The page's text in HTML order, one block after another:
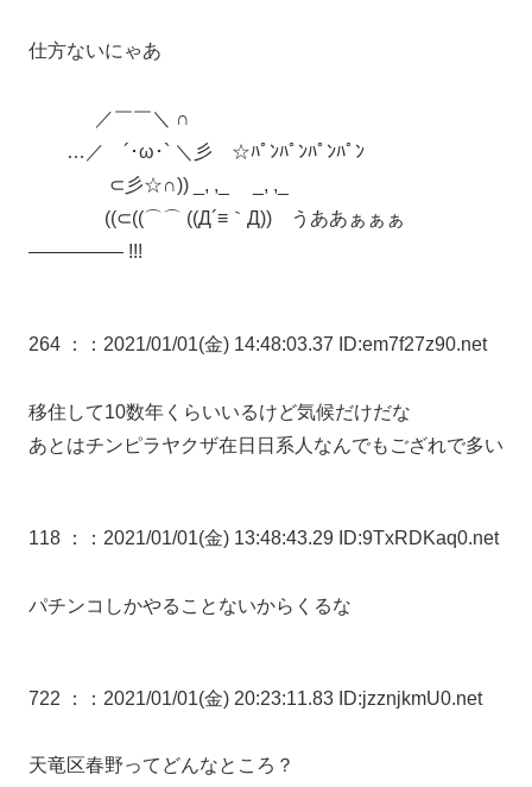
仕方ないにゃあ
／￣￣＼ ∩
…／ ´･ω･` ＼彡 ☆ﾊﾟﾝﾊﾟﾝﾊﾟﾝﾊﾟﾝ
⊂彡☆∩)) _, ,_ _, ,_
((⊂((⌒⌒ ((Д´≡｀Д)) うああぁぁぁ
――――― !!!
264 ： ：2021/01/01(金) 14:48:03.37 ID:em7f27z90.net
移住して10数年くらいいるけど気候だけだな
あとはチンピラヤクザ在日日系人なんでもござれで多い
118 ： ：2021/01/01(金) 13:48:43.29 ID:9TxRDKaq0.net
パチンコしかやることないからくるな
722 ： ：2021/01/01(金) 20:23:11.83 ID:jzznjkmU0.net
天竜区春野ってどんなところ？